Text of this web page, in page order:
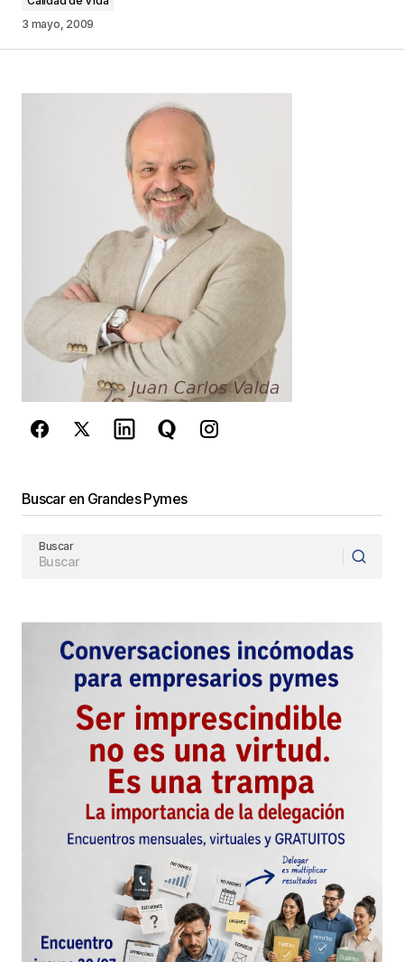
*
Guarda mi nombre, correo electrónico y web en
este navegador para la próxima vez que
comente.
Este sitio esta protegido por
reCAPTCHA y laPolítica de
privacidady losTérminos del servicio
de Google se aplican.
3 mayo, 2009
Buscar en Grandes Pymes
Buscar